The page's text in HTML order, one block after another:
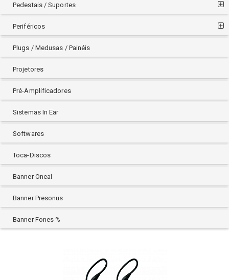
TRIGGER
TSI
VIC FIRTH
WALDMAN
Pedestais / Suportes
Periféricos
Plugs / Medusas / Painéis
Projetores
Pré-Amplificadores
Sistemas In Ear
Softwares
Toca-Discos
Banner Oneal
Banner Presonus
Banner Fones %